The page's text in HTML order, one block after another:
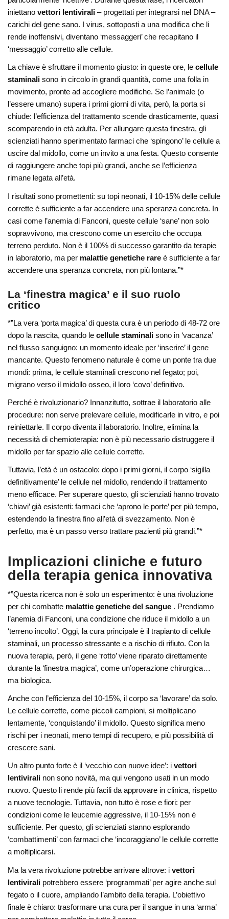
iniettanovettori lentivirali– progettati per integrarsi nel DNA –
carichi del gene sano. I virus, sottoposti a una modifica che li
rende inoffensivi, diventano ‘messaggeri’ che recapitano il
‘messaggio’ corretto alle cellule.
La chiave è sfruttare il momento giusto: in queste ore, lecellule
staminalisono in circolo in grandi quantità, come una folla in
movimento, pronte ad accogliere modifiche. Se l’animale (o
l’essere umano) supera i primi giorni di vita, però, la porta si
chiude: l’efficienza del trattamento scende drasticamente, quasi
scomparendo in età adulta. Per allungare questa finestra, gli
scienziati hanno sperimentato farmaci che ‘spingono’ le cellule a
uscire dal midollo, come un invito a una festa. Questo consente
di raggiungere anche topi più grandi, anche se l’efficienza
rimane legata all’età.
I risultati sono promettenti: su topi neonati, il 10-15% delle cellule
corrette è sufficiente a far accendere una speranza concreta. In
casi come l’anemia di Fanconi, queste cellule ‘sane’ non solo
sopravvivono, ma crescono come un esercito che occupa
terreno perduto. Non è il 100% di successo garantito da terapie
in laboratorio, ma per malattie genetiche rareè sufficiente a far
accendere una speranza concreta, non più lontana.”*
La ‘finestra magica’ e il suo ruolo
critico
*”La vera ‘porta magica’ di questa cura è un periodo di 48-72 ore
dopo la nascita, quando lecellule staminalisono in ‘vacanza’
nel flusso sanguigno: un momento ideale per ‘inserire’ il gene
mancante. Questo fenomeno naturale è come un ponte tra due
mondi: prima, le cellule staminali crescono nel fegato; poi,
migrano verso il midollo osseo, il loro ‘covo’ definitivo.
Perché è rivoluzionario? Innanzitutto, sottrae il laboratorio alle
procedure: non serve prelevare cellule, modificarle in vitro, e poi
reiniettarle. Il corpo diventa il laboratorio. Inoltre, elimina la
necessità di chemioterapia: non è più necessario distruggere il
midollo per far spazio alle cellule corrette.
Tuttavia, l’età è un ostacolo: dopo i primi giorni, il corpo ‘sigilla
definitivamente’ le cellule nel midollo, rendendo il trattamento
meno efficace. Per superare questo, gli scienziati hanno trovato
‘chiavi’ già esistenti: farmaci che ‘aprono le porte’ per più tempo,
estendendo la finestra fino all’età di svezzamento. Non è
perfetto, ma è un passo verso trattare pazienti più grandi.”*
Implicazioni cliniche e futuro
della terapia genica innovativa
*”Questa ricerca non è solo un esperimento: è una rivoluzione
per chi combatte malattie genetiche del sangue . Prendiamo
l’anemia di Fanconi, una condizione che riduce il midollo a un
‘terreno incolto’. Oggi, la cura principale è il trapianto di cellule
staminali, un processo stressante e a rischio di rifiuto. Con la
nuova terapia, però, il gene ‘rotto’ viene riparato direttamente
durante la ‘finestra magica’, come un’operazione chirurgica…
ma biologica.
Anche con l’efficienza del 10-15%, il corpo sa ‘lavorare’ da solo.
Le cellule corrette, come piccoli campioni, si moltiplicano
lentamente, ‘conquistando’ il midollo. Questo significa meno
rischi per i neonati, meno tempi di recupero, e più possibilità di
crescere sani.
Un altro punto forte è il ‘vecchio con nuove idee’: ivettori
lentivirali non sono novità, ma qui vengono usati in un modo
nuovo. Questo li rende più facili da approvare in clinica, rispetto
a nuove tecnologie. Tuttavia, non tutto è rose e fiori: per
condizioni come le leucemie aggressive, il 10-15% non è
sufficiente. Per questo, gli scienziati stanno esplorando
‘combattimenti’ con farmaci che ‘incoraggiano’ le cellule corrette
a moltiplicarsi.
Ma la vera rivoluzione potrebbe arrivare altrove: ivettori
lentivirali potrebbero essere ‘programmati’ per agire anche sul
fegato o il cuore, ampliando l’ambito della terapia. L’obiettivo
finale è chiaro: trasformare una cura per il sangue in una ‘arma’